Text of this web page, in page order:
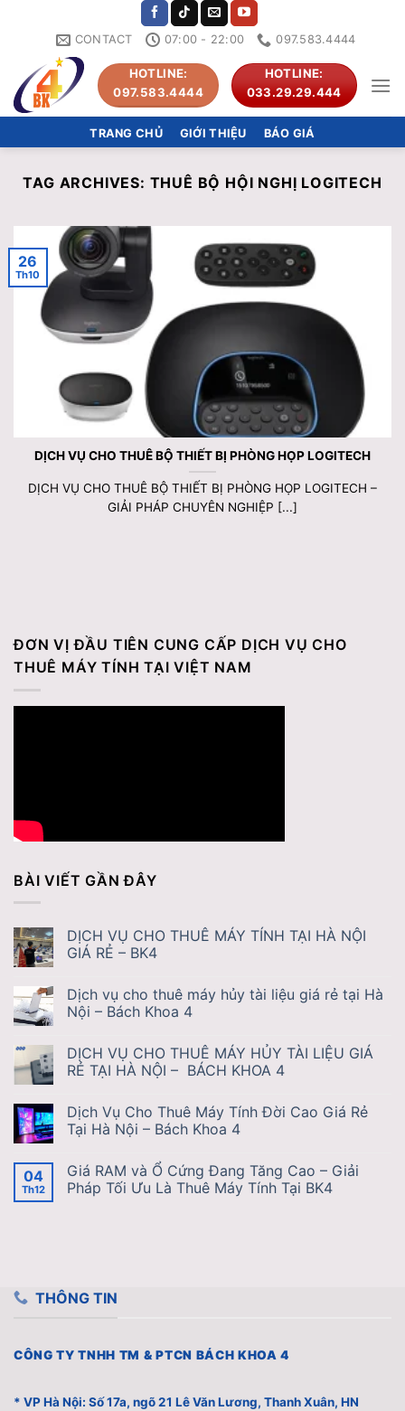
CONTACT 07:00 - 22:00 097.583.4444
HOTLINE:
097.583.4444
HOTLINE:
033.29.29.444
TRANG CHỦ GIỚI THIỆU BÁO GIÁ
TAG ARCHIVES: THUÊ BỘ HỘI NGHỊ LOGITECH
DỊCH VỤ CHO THUÊ BỘ THIẾT BỊ PHÒNG HỌP LOGITECH
DỊCH VỤ CHO THUÊ BỘ THIẾT BỊ PHÒNG HỌP LOGITECH –
GIẢI PHÁP CHUYÊN NGHIỆP [...]
26
Th10
ĐƠN VỊ ĐẦU TIÊN CUNG CẤP DỊCH VỤ CHO
THUÊ MÁY TÍNH TẠI VIỆT NAM
BÀI VIẾT GẦN ĐÂY
DỊCH VỤ CHO THUÊ MÁY TÍNH TẠI HÀ NỘI
GIÁ RẺ – BK4
Dịch vụ cho thuê máy hủy tài liệu giá rẻ tại Hà
Nội – Bách Khoa 4
DỊCH VỤ CHO THUÊ MÁY HỦY TÀI LIỆU GIÁ
RẺ TẠI HÀ NỘI – BÁCH KHOA 4
Dịch Vụ Cho Thuê Máy Tính Đời Cao Giá Rẻ
Tại Hà Nội – Bách Khoa 4
04
Th12
Giá RAM và Ổ Cứng Đang Tăng Cao – Giải
Pháp Tối Ưu Là Thuê Máy Tính Tại BK4
THÔNG TIN
CÔNG TY TNHH TM & PTCN BÁCH KHOA 4
* VP Hà Nội: Số 17a, ngõ 21 Lê Văn Lương, Thanh Xuân, HN